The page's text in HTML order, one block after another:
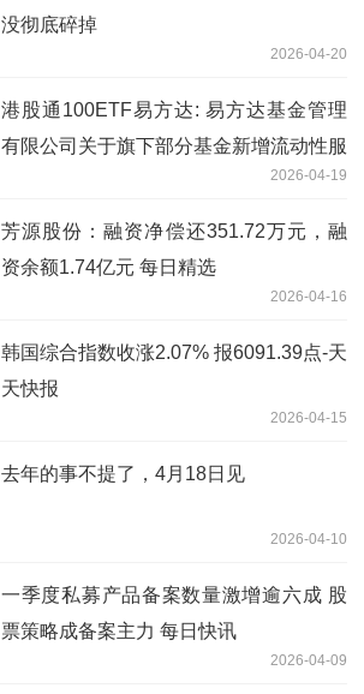
没彻底碎掉
2026-04-20
港股通100ETF易方达: 易方达基金管理
有限公司关于旗下部分基金新增流动性服
2026-04-19
芳源股份：融资净偿还351.72万元，融
资余额1.74亿元 每日精选
2026-04-16
韩国综合指数收涨2.07% 报6091.39点-天
天快报
2026-04-15
去年的事不提了，4月18日见
2026-04-10
一季度私募产品备案数量激增逾六成 股
票策略成备案主力 每日快讯
2026-04-09